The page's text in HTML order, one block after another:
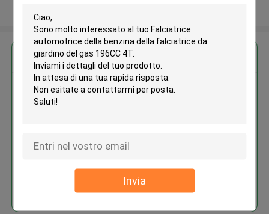
Invia
Ottieni il miglior prezzo per
Falciatrice automotrice della